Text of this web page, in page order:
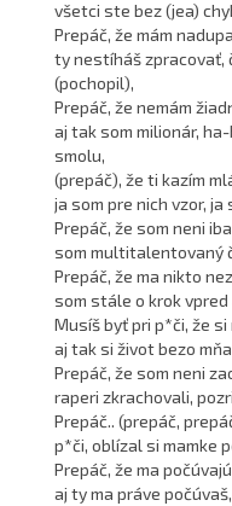
všetci ste bez (jea)
Prepáč, že mám
ty nestíháš zpracovať,
(pochopil),
Prepáč, že nemám
aj tak som milionár,
smolu,
(prepáč), že ti kazím
ja som pre nich vzor, ja
Prepáč, že som neni
som multitalentovaný
Prepáč, že ma nikto
som stále o krok vpred
Musíš byť pri p*či, že si
aj tak si život bezo
Prepáč, že som neni
raperi zkrachovali,
Prepáč.. (prepáč,
p*či, oblízal si mamke
Prepáč, že ma
aj ty ma práve